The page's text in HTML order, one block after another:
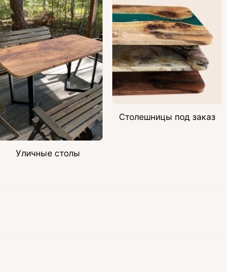
Уличные столы
Столешницы под заказ